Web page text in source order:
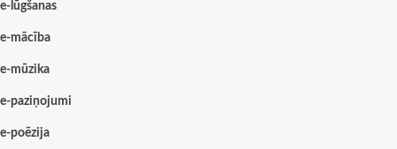
e-lūgšanas
e-mācība
e-mūzika
e-paziņojumi
e-poēzija